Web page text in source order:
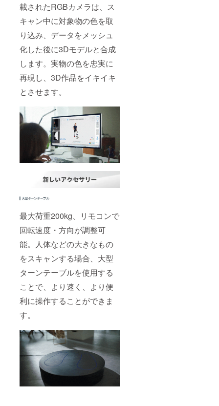
載されたRGBカメラは、ス
キャン中に対象物の色を取
り込み、データをメッシュ
化した後に3Dモデルと合成
します。実物の色を忠実に
再現し、3D作品をイキイキ
とさせます。
最大荷重200kg、リモコンで
回転速度・方向が調整可
能。人体などの大きなもの
をスキャンする場合、大型
ターンテーブルを使用する
ことで、より速く、より便
利に操作することができま
す。